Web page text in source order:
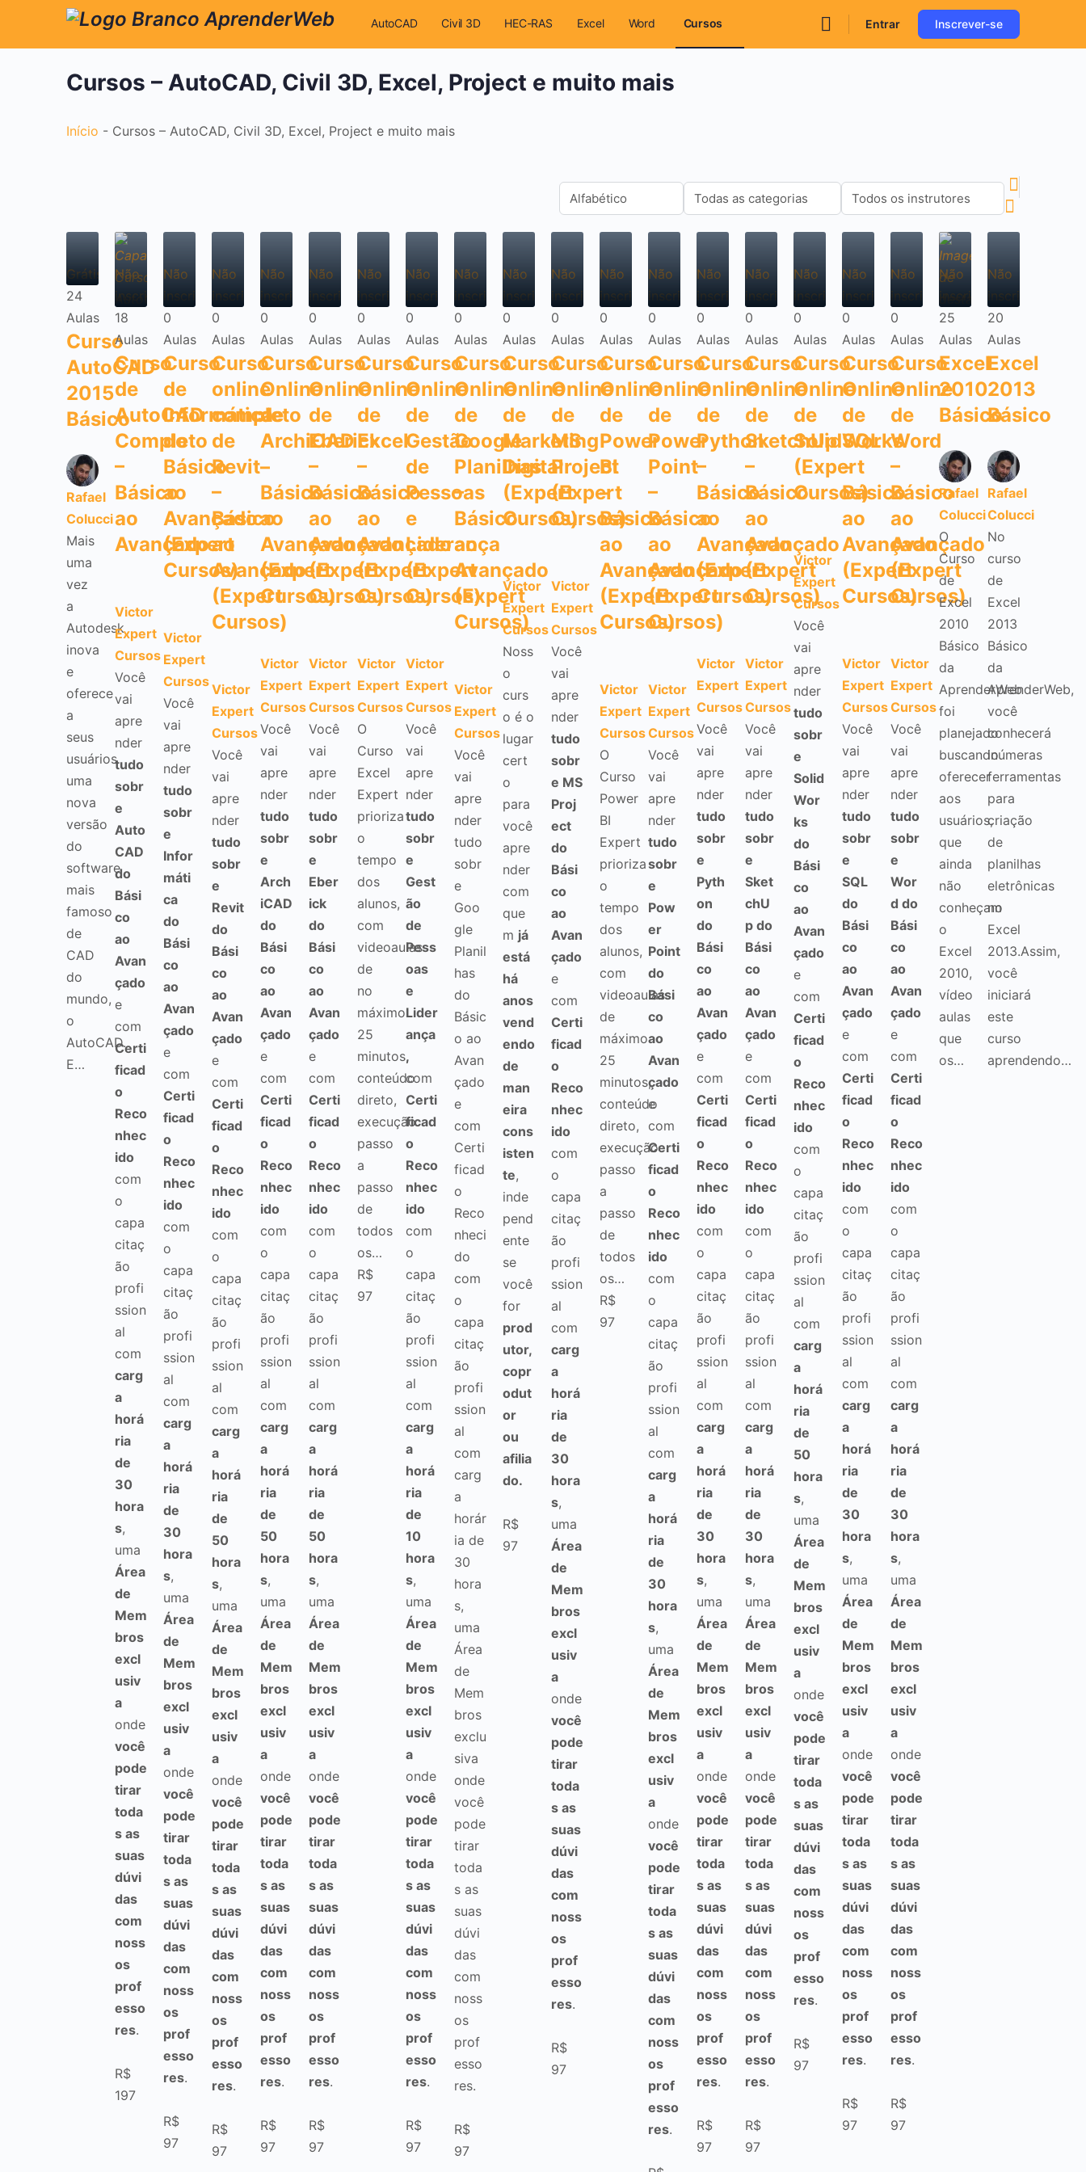
AutoCAD Civil 3D HEC-RAS Excel Word Cursos Entrar Inscrever-se
Cursos – AutoCAD, Civil 3D, Excel, Project e muito mais
Início - Cursos – AutoCAD, Civil 3D, Excel, Project e muito mais
Grátis
24
Aulas
Curso
AutoCAD
2015
Básico
Rafael
Colucci
Mais
uma
vez
a
Autodesk
inova
e
oferece
a
seus
usuários
uma
nova
versão
do
software
mais
famoso
de
CAD
do
mundo,
o
AutoCAD.
E…
Não
inscrito
18
Aulas
Curso
de
AutoCAD
Completo
–
Básico
ao
Avançado
Victor
Expert
Cursos
Você
vai
apre
nder
tudo
sobr
e
Auto
CAD
do
Bási
co
ao
Avan
çado
e
com
Certi
ficad
o
Reco
nhec
ido
com
o
capa
citaç
ão
profi
ssion
al
com
carg
a
horá
ria
de
30
hora
s,
uma
Área
de
Mem
bros
excl
usiv
a
onde
você
pode
tirar
toda
s as
suas
dúvi
das
com
noss
os
prof
esso
res.
R$
197
Não
inscrito
0
Aulas
Curso
de
Informática
do
Básico
ao
Avançado
(Expert
Cursos)
Victor
Expert
Cursos
Você
vai
apre
nder
tudo
sobr
e
Infor
máti
ca
do
Bási
co
ao
Avan
çado
e
com
Certi
ficad
o
Reco
nhec
ido
com
o
capa
citaç
ão
profi
ssion
al
com
carg
a
horá
ria
de
30
hora
s,
uma
Área
de
Mem
bros
excl
usiv
a
onde
você
pode
tirar
toda
s as
suas
dúvi
das
com
noss
os
prof
esso
res.
R$
97
Não
inscrito
0
Aulas
Curso
online
completo
de
Revit
–
Básico
ao
Avançado
(Expert
Cursos)
Victor
Expert
Cursos
Você
vai
apre
nder
tudo
sobr
e
Revit
do
Bási
co
ao
Avan
çado
e
com
Certi
ficad
o
Reco
nhec
ido
com
o
capa
citaç
ão
profi
ssion
al
com
carg
a
horá
ria
de
50
hora
s,
uma
Área
de
Mem
bros
excl
usiv
a
onde
você
pode
tirar
toda
s as
suas
dúvi
das
com
noss
os
prof
esso
res.
R$
97
Não
inscrito
0
Aulas
Curso
Online
de
ArchiCAD
–
Básico
ao
Avançado
(Expert
Cursos)
Victor
Expert
Cursos
Você
vai
apre
nder
tudo
sobr
e
Arch
iCAD
do
Bási
co
ao
Avan
çado
e
com
Certi
ficad
o
Reco
nhec
ido
com
o
capa
citaç
ão
profi
ssion
al
com
carg
a
horá
ria
de
50
hora
s,
uma
Área
de
Mem
bros
excl
usiv
a
onde
você
pode
tirar
toda
s as
suas
dúvi
das
com
noss
os
prof
esso
res.
R$
97
Não
inscrito
0
Aulas
Curso
Online
de
Eberick
–
Básico
ao
Avançado
(Expert
Cursos)
Victor
Expert
Cursos
Você
vai
apre
nder
tudo
sobr
e
Eber
ick
do
Bási
co
ao
Avan
çado
e
com
Certi
ficad
o
Reco
nhec
ido
com
o
capa
citaç
ão
profi
ssion
al
com
carg
a
horá
ria
de
50
hora
s,
uma
Área
de
Mem
bros
excl
usiv
a
onde
você
pode
tirar
toda
s as
suas
dúvi
das
com
noss
os
prof
esso
res.
R$
97
Não
inscrito
0
Aulas
Curso
Online
de
Excel
–
Básico
ao
Avançado
(Expert
Cursos)
Victor
Expert
Cursos
O
Curso
Excel
Expert
prioriza
o
tempo
dos
alunos,
com
videoaulas
de
no
máximo
25
minutos,
conteúdo
direto,
execução
passo
a
passo
de
todos
os…
R$
97
Não
inscrito
0
Aulas
Curso
Online
de
Gestão
de
Pessoas
e
Liderança
(Expert
Cursos)
Victor
Expert
Cursos
Você
vai
apre
nder
tudo
sobr
e
Gest
ão
de
Pess
oas
e
Lider
ança
,
com
Certi
ficad
o
Reco
nhec
ido
com
o
capa
citaç
ão
profi
ssion
al
com
carg
a
horá
ria
de
10
hora
s,
uma
Área
de
Mem
bros
excl
usiv
a
onde
você
pode
tirar
toda
s as
suas
dúvi
das
com
noss
os
prof
esso
res.
R$
97
Não
inscrito
0
Aulas
Curso
Online
de
Google
Planilhas
–
Básico
ao
Avançado
(Expert
Cursos)
Victor
Expert
Cursos
Você
vai
apre
nder
tudo
sobr
e
Goo
gle
Planil
has
do
Básic
o ao
Avan
çado
e
com
Certi
ficad
o
Reco
nheci
do
com
o
capa
citaç
ão
profi
ssion
al
com
carg
a
horár
ia de
30
hora
s,
uma
Área
de
Mem
bros
exclu
siva
onde
você
pode
tirar
toda
s as
suas
dúvi
das
com
noss
os
prof
esso
res.
R$
97
Não
inscrito
0
Aulas
Curso
Online
de
Marketing
Digital
(Expert
Cursos)
Victor
Expert
Cursos
Noss
o
curs
o é o
lugar
cert
o
para
você
apre
nder
com
que
m já
está
há
anos
vend
endo
de
man
eira
cons
isten
te,
inde
pend
ente
se
você
for
prod
utor,
copr
odut
or
ou
afilia
do.
R$
97
Não
inscrito
0
Aulas
Curso
Online
de
MS
Project
(Expert
Cursos)
Victor
Expert
Cursos
Você
vai
apre
nder
tudo
sobr
e MS
Proj
ect
do
Bási
co
ao
Avan
çado
e
com
Certi
ficad
o
Reco
nhec
ido
com
o
capa
citaç
ão
profi
ssion
al
com
carg
a
horá
ria
de
30
hora
s,
uma
Área
de
Mem
bros
excl
usiv
a
onde
você
pode
tirar
toda
s as
suas
dúvi
das
com
noss
os
prof
esso
res.
R$
97
Não
inscrito
0
Aulas
Curso
Online
de
Power
BI
–
Básico
ao
Avançado
(Expert
Cursos)
Victor
Expert
Cursos
O
Curso
Power
BI
Expert
prioriza
o
tempo
dos
alunos,
com
videoaulas
de
máximo
25
minutos,
conteúdo
direto,
execução
passo
a
passo
de
todos
os…
R$
97
Não
inscrito
0
Aulas
Curso
Online
de
Power
Point
–
Básico
ao
Avançado
(Expert
Cursos)
Victor
Expert
Cursos
Você
vai
apre
nder
tudo
sobr
e
Pow
er
Point
do
Bási
co
ao
Avan
çado
e
com
Certi
ficad
o
Reco
nhec
ido
com
o
capa
citaç
ão
profi
ssion
al
com
carg
a
horá
ria
de
30
hora
s,
uma
Área
de
Mem
bros
excl
usiv
a
onde
você
pode
tirar
toda
s as
suas
dúvi
das
com
noss
os
prof
esso
res.
Não
inscrito
0
Aulas
Curso
Online
de
Python
–
Básico
ao
Avançado
(Expert
Cursos)
Victor
Expert
Cursos
Você
vai
apre
nder
tudo
sobr
e
Pyth
on
do
Bási
co
ao
Avan
çado
e
com
Certi
ficad
o
Reco
nhec
ido
com
o
capa
citaç
ão
profi
ssion
al
com
carg
a
horá
ria
de
30
hora
s,
uma
Área
de
Mem
bros
excl
usiv
a
onde
você
pode
tirar
toda
s as
suas
dúvi
das
com
noss
os
prof
esso
res.
R$
97
Não
inscrito
0
Aulas
Curso
Online
de
SketchUp
–
Básico
ao
Avançado
(Expert
Cursos)
Victor
Expert
Cursos
Você
vai
apre
nder
tudo
sobr
e
Sket
chU
p do
Bási
co
ao
Avan
çado
e
com
Certi
ficad
o
Reco
nhec
ido
com
o
capa
citaç
ão
profi
ssion
al
com
carg
a
horá
ria
de
30
hora
s,
uma
Área
de
Mem
bros
excl
usiv
a
onde
você
pode
tirar
toda
s as
suas
dúvi
das
com
noss
os
prof
esso
res.
R$
97
Não
inscrito
0
Aulas
Curso
Online
de
SolidWorks
(Expert
Cursos)
Victor
Expert
Cursos
Você
vai
apre
nder
tudo
sobr
e
Solid
Wor
ks
do
Bási
co
ao
Avan
çado
e
com
Certi
ficad
o
Reco
nhec
ido
com
o
capa
citaç
ão
profi
ssion
al
com
carg
a
horá
ria
de
50
hora
s,
uma
Área
de
Mem
bros
excl
usiv
a
onde
você
pode
tirar
toda
s as
suas
dúvi
das
com
noss
os
prof
esso
res.
R$
97
Não
inscrito
0
Aulas
Curso
Online
de
SQL
–
Básico
ao
Avançado
(Expert
Cursos)
Victor
Expert
Cursos
Você
vai
apre
nder
tudo
sobr
e
SQL
do
Bási
co
ao
Avan
çado
e
com
Certi
ficad
o
Reco
nhec
ido
com
o
capa
citaç
ão
profi
ssion
al
com
carg
a
horá
ria
de
30
hora
s,
uma
Área
de
Mem
bros
excl
usiv
a
onde
você
pode
tirar
toda
s as
suas
dúvi
das
com
noss
os
prof
esso
res.
R$
97
Não
inscrito
0
Aulas
Curso
Online
de
Word
–
Básico
ao
Avançado
(Expert
Cursos)
Victor
Expert
Cursos
Você
vai
apre
nder
tudo
sobr
e
Wor
d do
Bási
co
ao
Avan
çado
e
com
Certi
ficad
o
Reco
nhec
ido
com
o
capa
citaç
ão
profi
ssion
al
com
carg
a
horá
ria
de
30
hora
s,
uma
Área
de
Mem
bros
excl
usiv
a
onde
você
pode
tirar
toda
s as
suas
dúvi
das
com
noss
os
prof
esso
res.
R$
97
Não
inscrito
25
Aulas
Excel
2010
Básico
Rafael
Colucci
O
Curso
de
Excel
2010
Básico
da
AprenderWeb
foi
planejado
buscando
oferecer
aos
usuários,
que
ainda
não
conheçam
o
Excel
2010,
vídeo
aulas
que
os…
Não
inscrito
20
Aulas
Excel
2013
Básico
Rafael
Colucci
No
curso
de
Excel
2013
Básico
da
AprenderWeb,
você
conhecerá
inúmeras
ferramentas
para
criação
de
planilhas
eletrônicas
no
Excel
2013.Assim,
você
iniciará
este
curso
aprendendo…